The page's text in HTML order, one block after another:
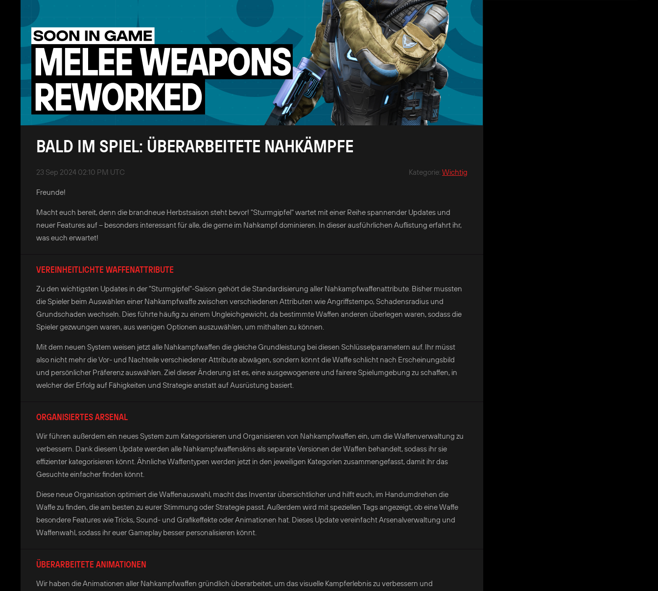
BALD IM SPIEL: ÜBERARBEITETE NAHKÄMPFE
Kategorie: Wichtig
23 Sep 2024 02:10 PM UTC
Freunde!
Macht euch bereit, denn die brandneue Herbstsaison steht bevor! "Sturmgipfel" wartet mit einer Reihe spannender Updates und
neuer Features auf – besonders interessant für alle, die gerne im Nahkampf dominieren. In dieser ausführlichen Auflistung erfahrt ihr,
was euch erwartet!
VEREINHEITLICHTE WAFFENATTRIBUTE
Zu den wichtigsten Updates in der "Sturmgipfel"-Saison gehört die Standardisierung aller Nahkampfwaffenattribute. Bisher mussten
die Spieler beim Auswählen einer Nahkampfwaffe zwischen verschiedenen Attributen wie Angriffstempo, Schadensradius und
Grundschaden wechseln. Dies führte häufig zu einem Ungleichgewicht, da bestimmte Waffen anderen überlegen waren, sodass die
Spieler gezwungen waren, aus wenigen Optionen auszuwählen, um mithalten zu können.
Mit dem neuen System weisen jetzt alle Nahkampfwaffen die gleiche Grundleistung bei diesen Schlüsselparametern auf. Ihr müsst
also nicht mehr die Vor- und Nachteile verschiedener Attribute abwägen, sondern könnt die Waffe schlicht nach Erscheinungsbild
und persönlicher Präferenz auswählen. Ziel dieser Änderung ist es, eine ausgewogenere und fairere Spielumgebung zu schaffen, in
welcher der Erfolg auf Fähigkeiten und Strategie anstatt auf Ausrüstung basiert.
ORGANISIERTES ARSENAL
Wir führen außerdem ein neues System zum Kategorisieren und Organisieren von Nahkampfwaffen ein, um die Waffenverwaltung zu
verbessern. Dank diesem Update werden alle Nahkampfwaffenskins als separate Versionen der Waffen behandelt, sodass ihr sie
effizienter kategorisieren könnt. Ähnliche Waffentypen werden jetzt in den jeweiligen Kategorien zusammengefasst, damit ihr das
Gesuchte einfacher finden könnt.
Diese neue Organisation optimiert die Waffenauswahl, macht das Inventar übersichtlicher und hilft euch, im Handumdrehen die
Waffe zu finden, die am besten zu eurer Stimmung oder Strategie passt. Außerdem wird mit speziellen Tags angezeigt, ob eine Waffe
besondere Features wie Tricks, Sound- und Grafikeffekte oder Animationen hat. Dieses Update vereinfacht Arsenalverwaltung und
Waffenwahl, sodass ihr euer Gameplay besser personalisieren könnt.
ÜBERARBEITETE ANIMATIONEN
Wir haben die Animationen aller Nahkampfwaffen gründlich überarbeitet, um das visuelle Kampferlebnis zu verbessern und